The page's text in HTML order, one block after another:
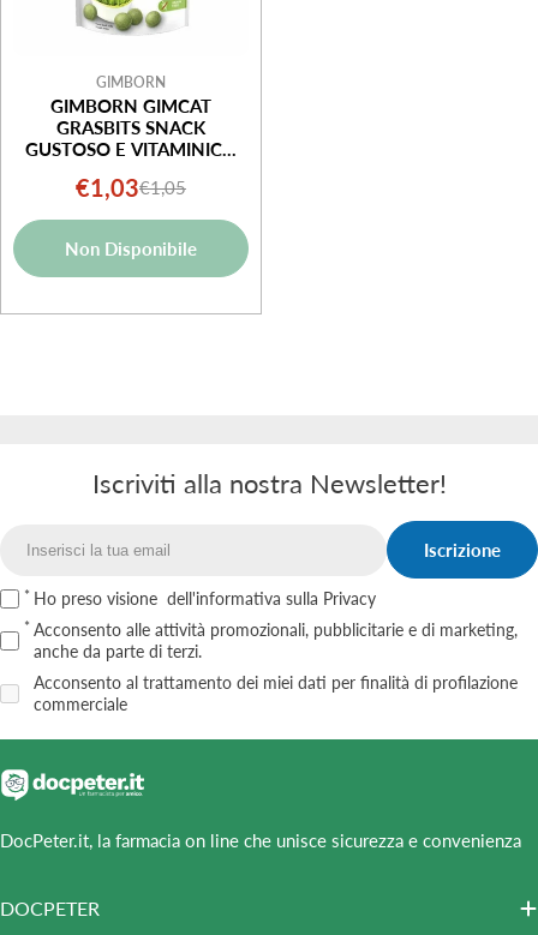
GIMBORN
GIMBORN GIMCAT
GRASBITS SNACK
GUSTOSO E VITAMINICO
Prezzo
di
vendita
€1,03Prezzo
normale
€1,05
Non Disponibile
Iscriviti alla nostra Newsletter!
Iscrizione
Ho preso visione dell'informativa sulla Privacy
Acconsento alle attività promozionali, pubblicitarie e di marketing,
anche da parte di terzi.
Acconsento al trattamento dei miei dati per finalità di profilazione
commerciale
DocPeter.it, la farmacia on line che unisce sicurezza e convenienza
DOCPETER